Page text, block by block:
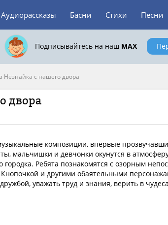
Аудиорассказы Басни Стихи Песни
Подписывайтесь на наш MAX
Незнайка с нашего двора
двора
композиции, впервые
мальчишки и девчонки окунутся в
Ребята познакомятся с озорным
и другими обаятельными
уважать труд и знания, верить в